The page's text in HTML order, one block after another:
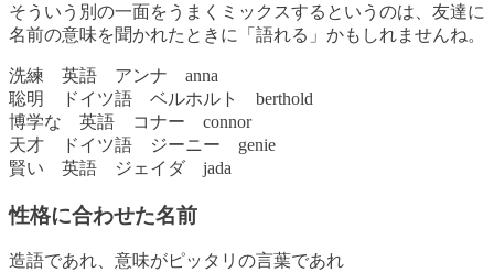
そういう別の一面をうまくミックスするというのは、友達に
名前の意味を聞かれたときに「語れる」かもしれませんね。
洗練 英語 アンナ anna
聡明 ドイツ語 ベルホルト berthold
博学な 英語 コナー connor
天才 ドイツ語 ジーニー genie
賢い 英語 ジェイダ jada
性格に合わせた名前
造語であれ、意味がピッタリの言葉であれ